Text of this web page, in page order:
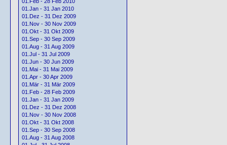
01.Jan - 31 Jan 2010
01.Dez - 31 Dez 2009
01.Nov - 30 Nov 2009
01.Okt - 31 Okt 2009
01.Sep - 30 Sep 2009
01.Aug - 31 Aug 2009
01.Jul - 31 Jul 2009
01.Jun - 30 Jun 2009
01.Mai - 31 Mai 2009
01.Apr - 30 Apr 2009
01.Mär - 31 Mär 2009
01.Feb - 28 Feb 2009
01.Jan - 31 Jan 2009
01.Dez - 31 Dez 2008
01.Nov - 30 Nov 2008
01.Okt - 31 Okt 2008
01.Sep - 30 Sep 2008
01.Aug - 31 Aug 2008